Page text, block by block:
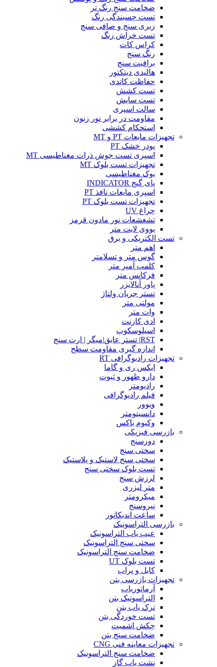
ضخامت سنج رنگ تر
تست چسبندگی رنگ
زبری سنج و صافی سنج
تست خراش رنگ
کراس کات
رنگ سنج
براقیت سنج
هالیدی دیتکتور
حفاظت کاتدی
تست کشش
تست سایش
سالت اسپری
مقاومت در برابر نور زنون
استحکام کششی
تجهیزات مایعات PT و MT
پودر خشک PT
اسپری تست جوش ذرات مغناطیسی MT
تجهیزات تست بلوک MT
یوک مغناطیسی
پای گیج INDICATOR
اسپری مایعات نافذ PT
تجهیزات تست بلوک PT
چراغ UV
تشعشعات نور مادون قرمز
یووی لایت متر
تست الکتریکی و برق
اهم متر
گوس متر و تسلامتر
کلمپ آمپر متر
فرکانس متر
پاور آنالایزر
تستر جریان ولتاژ
مولتی متر
وات متر
ادی کارنت
اسیلوسکوپ
RST| تستر عایق|میگر | ارت سنج
اندازه گیری مقاومت سطح
تجهیزات رادیوگرافی RT
ایکس ری و گاما
دارو ظهور و ثبوت
رادیومتر
فیلم رادیوگرافی
ویوور
دانسیتومتر
وکیوم باکس
بازرسی فیزیکی
دورسنج
سختی سنج
سختی سنج لاستیک و پلاستیک
تست بلوک سختی سنج
لرزش سنج
متر لیزری
میکرومتر
نیروسنج
ساعت اندیکاتور
بازرسی التراسونیک
عیب یاب التراسونیک
سختی سنج التراسونیک
ضخامت سنج التراسونیک
تست بلوک UT
کابل و پراب
تجهیزات بازرسی بتن
آرماتوریاب
التراسونیک بتن
ترک یاب بتن
تست خوردگی بتن
چکش اشمیت
ضخامت سنج بتن
تجهیزات معاینه فنی CNG
ضخامت سنج التراسونیک
نشت یاب گاز